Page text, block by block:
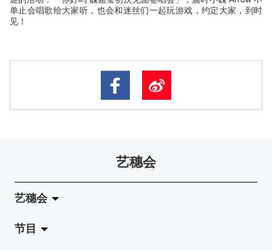
单止会唱歌给大家听，也会和迷丝们一起玩游戏，约定大家，到时
见！
艺穗会
艺穗会
关于艺穗会
节目